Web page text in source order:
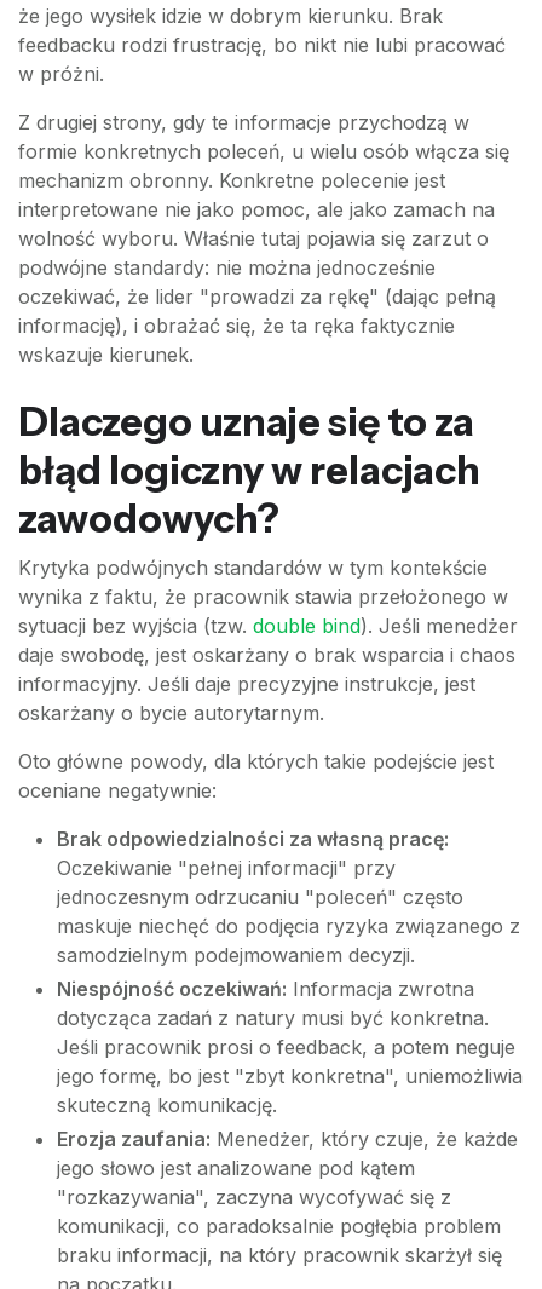
że jego wysiłek idzie w dobrym kierunku. Brak
feedbacku rodzi frustrację, bo nikt nie lubi pracować
w próżni.
Z drugiej strony, gdy te informacje przychodzą w
formie konkretnych poleceń, u wielu osób włącza się
mechanizm obronny. Konkretne polecenie jest
interpretowane nie jako pomoc, ale jako zamach na
wolność wyboru. Właśnie tutaj pojawia się zarzut o
podwójne standardy: nie można jednocześnie
oczekiwać, że lider "prowadzi za rękę" (dając pełną
informację), i obrażać się, że ta ręka faktycznie
wskazuje kierunek.
Dlaczego uznaje się to za
błąd logiczny w relacjach
zawodowych?
Krytyka podwójnych standardów w tym kontekście
wynika z faktu, że pracownik stawia przełożonego w
sytuacji bez wyjścia (tzw. double bind). Jeśli menedżer
daje swobodę, jest oskarżany o brak wsparcia i chaos
informacyjny. Jeśli daje precyzyjne instrukcje, jest
oskarżany o bycie autorytarnym.
Oto główne powody, dla których takie podejście jest
oceniane negatywnie:
Brak odpowiedzialności za własną pracę:
Oczekiwanie "pełnej informacji" przy
jednoczesnym odrzucaniu "poleceń" często
maskuje niechęć do podjęcia ryzyka związanego z
samodzielnym podejmowaniem decyzji.
Niespójność oczekiwań: Informacja zwrotna
dotycząca zadań z natury musi być konkretna.
Jeśli pracownik prosi o feedback, a potem neguje
jego formę, bo jest "zbyt konkretna", uniemożliwia
skuteczną komunikację.
Erozja zaufania: Menedżer, który czuje, że każde
jego słowo jest analizowane pod kątem
"rozkazywania", zaczyna wycofywać się z
komunikacji, co paradoksalnie pogłębia problem
braku informacji, na który pracownik skarżył się
na początku.